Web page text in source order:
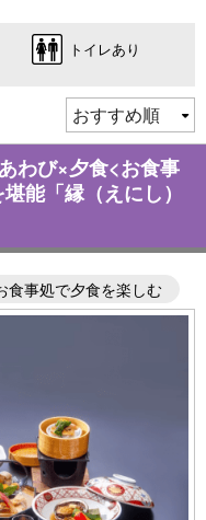
トイレあり
わび×夕食<お食事
能「縁（えにし）
食事処で夕食を楽しむ